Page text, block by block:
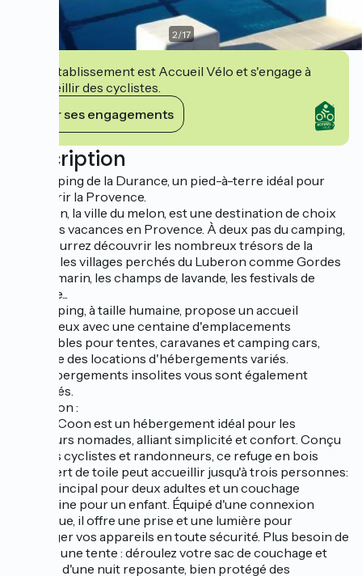
2/17
Cet établissement est Accueil Vélo et s'engage à
accueillir des cyclistes.
Voir ses engagements
Description
Le Camping de la Durance, un pied-à-terre idéal pour
découvrir la Provence.
Cavaillon, la ville du melon, est une destination de choix
pour des vacances en Provence. À deux pas du camping,
vous pourrez découvrir les nombreux trésors de la
région : les villages perchés du Luberon comme Gordes
et Lourmarin, les champs de lavande, les festivals de
musique...
Ce camping, à taille humaine, propose un accueil
chaleureux avec une centaine d'emplacements
disponibles pour tentes, caravanes et camping cars,
ainsi que des locations d'hébergements variés.
Des hébergements insolites vous sont également
proposés.
Cop’Coon :
Le Cop'Coon est un hébergement idéal pour les
voyageurs nomades, alliant simplicité et confort. Conçu
pour les cyclistes et randonneurs, ce refuge en bois
recouvert de toile peut accueillir jusqu'à trois personnes:
un lit principal pour deux adultes et un couchage
mezzanine pour un enfant. Équipé d'une connexion
électrique, il offre une prise et une lumière pour
recharger vos appareils en toute sécurité. Plus besoin de
monter une tente : déroulez votre sac de couchage et
profitez d'une nuit reposante, bien protégé des